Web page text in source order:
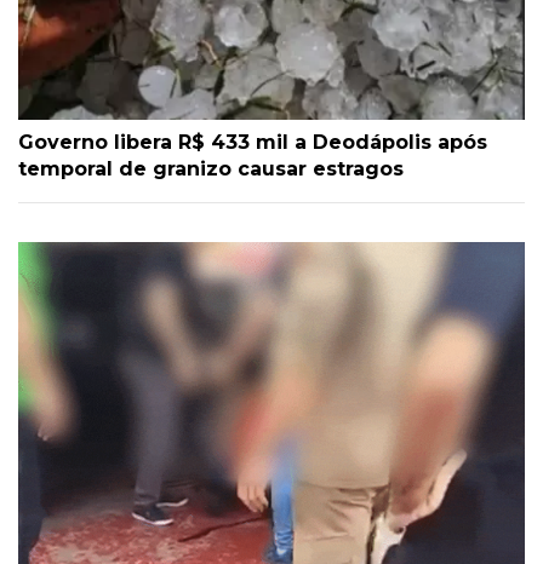
Governo libera R$ 433 mil a Deodápolis após
temporal de granizo causar estragos